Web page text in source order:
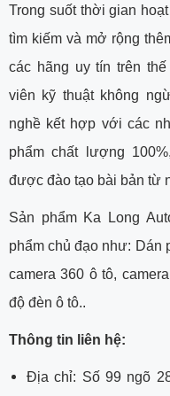
Trong suốt thời gian
tìm kiếm và mở rộng
các hãng uy tín trên
viên kỹ thuật không
nghề kết hợp với các
phẩm chất lượng
được đào tạo bài bản từ
Sản phẩm Ka Long
phẩm chủ đạo như: Dán
camera 360 ô tô,
độ đèn ô tô..
Thông tin liên hệ:
Địa chỉ: Số 99 ngõ